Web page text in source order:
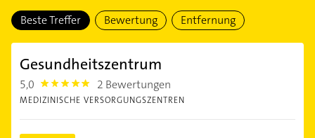
Beste Treffer Bewertung Entfernung
Gesundheitszentrum
5,0 5.0 2 Bewertungen
MEDIZINISCHE VERSORGUNGSZENTREN